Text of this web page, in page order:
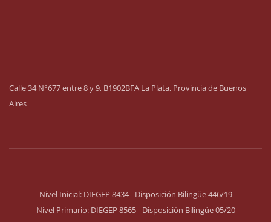
Calle 34 N°677 entre 8 y 9, B1902BFA La Plata, Provincia de Buenos
Aires
Nivel Inicial: DIEGEP 8434 - Disposición Bilingüe 446/19
Nivel Primario: DIEGEP 8565 - Disposición Bilingüe 05/20